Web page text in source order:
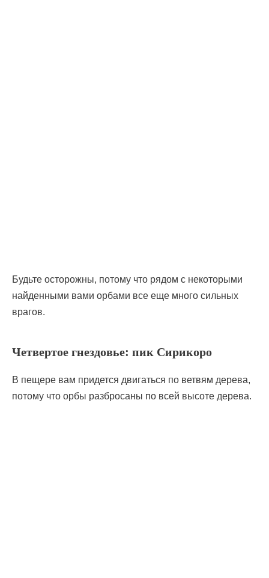
Будьте осторожны, потому что рядом с некоторыми
найденными вами орбами все еще много сильных
врагов.
Четвертое гнездовье: пик Сирикоро
В пещере вам придется двигаться по ветвям дерева,
потому что орбы разбросаны по всей высоте дерева.